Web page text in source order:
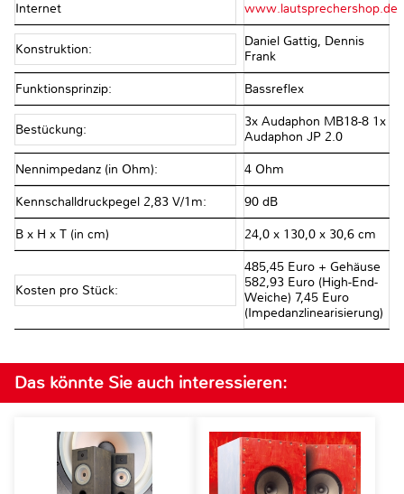
Internet www.lautsprechershop.de
Konstruktion:
Daniel Gattig, Dennis
Frank
Funktionsprinzip: Bassreflex
Bestückung:
3x Audaphon MB18-8 1x
Audaphon JP 2.0
Nennimpedanz (in Ohm): 4 Ohm
Kennschalldruckpegel 2,83 V/1m: 90 dB
B x H x T (in cm) 24,0 x 130,0 x 30,6 cm
Kosten pro Stück:
485,45 Euro + Gehäuse
582,93 Euro (High-End-
Weiche) 7,45 Euro
(Impedanzlinearisierung)
Das könnte Sie auch interessieren: